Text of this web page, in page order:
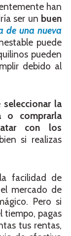
han
ser un buen
de una nueva
puede
pueden
debido al
seleccionar la
o comprarla
con los
si realizas
facilidad de
mercado de
Pero si
tiempo, pagas
tus rentas,